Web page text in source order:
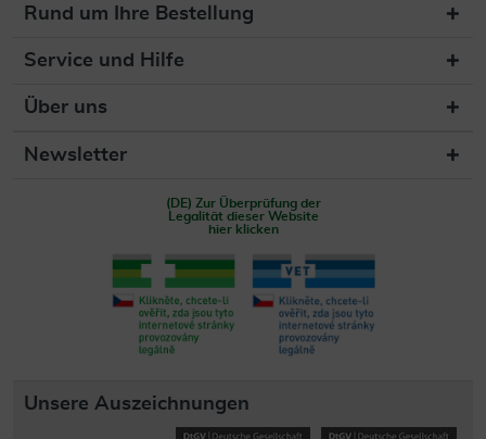
Rund um Ihre Bestellung
Service und Hilfe
Über uns
Newsletter
(DE) Zur Überprüfung der
Legalität dieser Website
hier klicken
Unsere Auszeichnungen